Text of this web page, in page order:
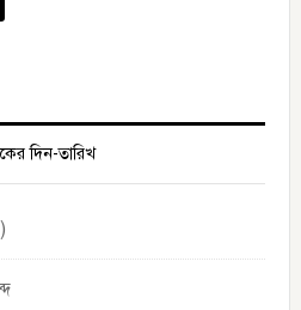
দিন-তারিখ